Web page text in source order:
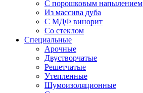
С порошковым напылением
Из массива дуба
С МДФ винорит
Со стеклом
Специальные
Арочные
Двустворчатые
Решетчатые
Утепленные
Шумоизоляционные